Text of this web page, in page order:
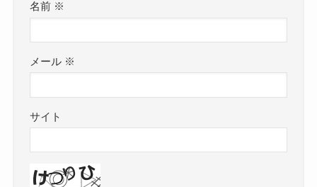
名前 ※
メール ※
サイト